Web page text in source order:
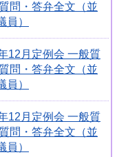
問・答弁全文（並
員）
12月定例会 一般質
問・答弁全文（並
員）
12月定例会 一般質
問・答弁全文（並
員）